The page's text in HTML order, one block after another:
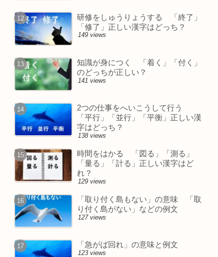
研修をしゅうりょうする 「終了」
「修了」正しい漢字はどっち？
149 views
知識が身につく 「着く」「付く」
のどっちが正しい？
141 views
2つの仕事をへいこうして行う
「平行」「並行」「平衡」正しい漢
字はどっち？
138 views
時間をはかる 「図る」「測る」
「量る」「計る」正しい漢字はど
れ？
129 views
「取り付く島もない」の意味 「取
り付く島がない」などの例文
127 views
「急がば回れ」の意味と例文
123 views